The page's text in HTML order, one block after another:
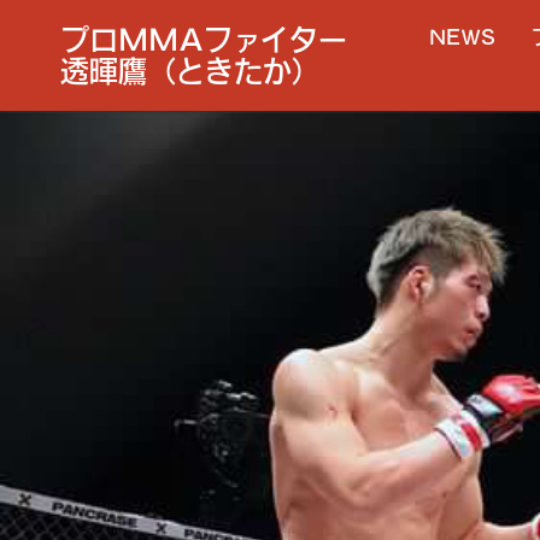
プロMMAファイター
透暉鷹（ときたか）
NEWS